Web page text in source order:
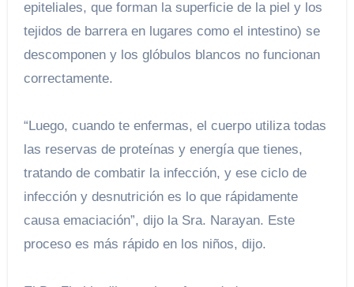
epiteliales, que forman la superficie de la piel y los
tejidos de barrera en lugares como el intestino) se
descomponen y los glóbulos blancos no funcionan
correctamente.
“Luego, cuando te enfermas, el cuerpo utiliza todas
las reservas de proteínas y energía que tienes,
tratando de combatir la infección, y ese ciclo de
infección y desnutrición es lo que rápidamente
causa emaciación”, dijo la Sra. Narayan. Este
proceso es más rápido en los niños, dijo.